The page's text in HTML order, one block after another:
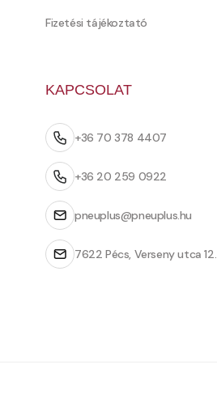
Fizetési tájékoztató
KAPCSOLAT
+36 70 378 4407
+36 20 259 0922
pneuplus@pneuplus.hu
7622 Pécs, Verseny utca 12.